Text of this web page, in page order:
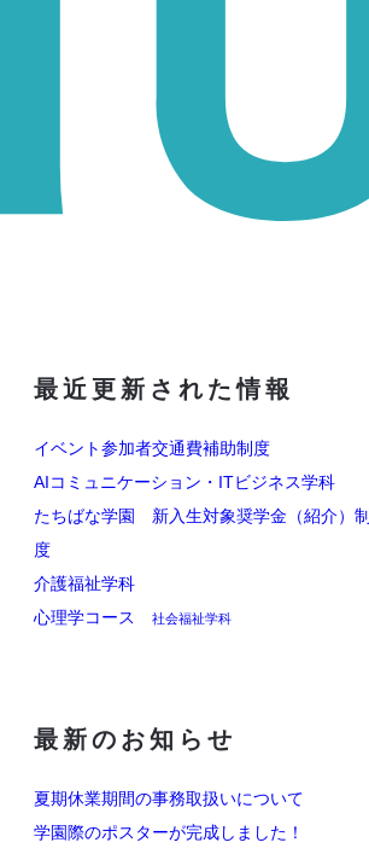
最近更新された情報
イベント参加者交通費補助制度
AIコミュニケーション・ITビジネス学科
たちばな学園 新入生対象奨学金（紹介）制
度
介護福祉学科
心理学コース社会福祉学科
最新のお知らせ
夏期休業期間の事務取扱いについて
学園際のポスターが完成しました！